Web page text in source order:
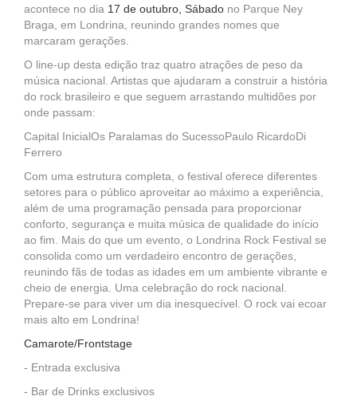
acontece no dia 17 de outubro, Sábado no Parque Ney
Braga, em Londrina, reunindo grandes nomes que
marcaram gerações.
O line-up desta edição traz quatro atrações de peso da
música nacional. Artistas que ajudaram a construir a história
do rock brasileiro e que seguem arrastando multidões por
onde passam:
Capital InicialOs Paralamas do SucessoPaulo RicardoDi
Ferrero
Com uma estrutura completa, o festival oferece diferentes
setores para o público aproveitar ao máximo a experiência,
além de uma programação pensada para proporcionar
conforto, segurança e muita música de qualidade do início
ao fim. Mais do que um evento, o Londrina Rock Festival se
consolida como um verdadeiro encontro de gerações,
reunindo fãs de todas as idades em um ambiente vibrante e
cheio de energia. Uma celebração do rock nacional.
Prepare-se para viver um dia inesquecível. O rock vai ecoar
mais alto em Londrina!
Camarote/Frontstage
- Entrada exclusiva
- Bar de Drinks exclusivos